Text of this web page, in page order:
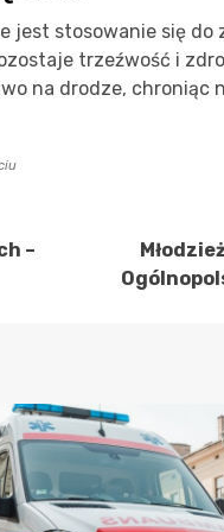
jest stosowanie się
trzeźwość i
na drodze, chroniąc
–